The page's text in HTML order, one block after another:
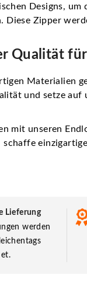
Designs,
Diese Zipper
Qualität
Materialien
und setze auf
mit unseren
Lieferung
werden